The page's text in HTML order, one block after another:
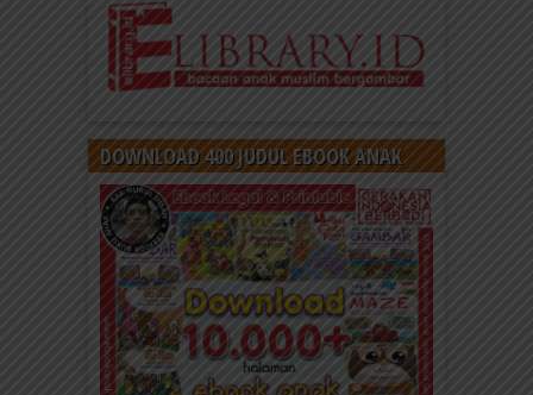
DOWNLOAD 400 JUDUL EBOOK ANAK